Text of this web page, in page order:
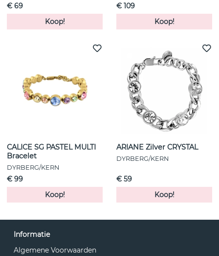
€ 69
Koop!
€ 109
Koop!
CALICE SG PASTEL MULTI
Bracelet
DYRBERG/KERN
€ 99
Koop!
ARIANE Zilver CRYSTAL
DYRBERG/KERN
€ 59
Koop!
Informatie
Algemene Voorwaarden